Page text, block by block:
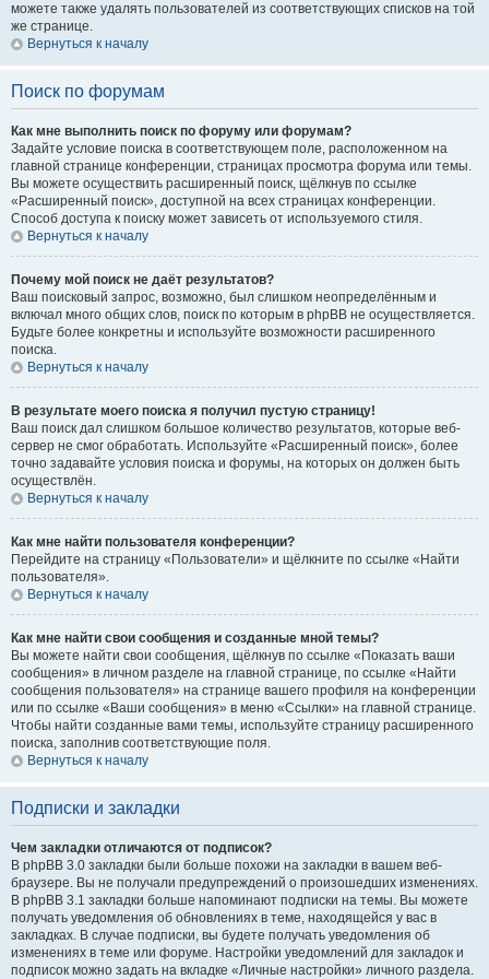
можете также удалять пользователей из соответствующих списков на той
же странице.
Вернуться к началу
Поиск по форумам
Как мне выполнить поиск по форуму или форумам?
Задайте условие поиска в соответствующем поле, расположенном на
главной странице конференции, страницах просмотра форума или темы.
Вы можете осуществить расширенный поиск, щёлкнув по ссылке
«Расширенный поиск», доступной на всех страницах конференции.
Способ доступа к поиску может зависеть от используемого стиля.
Вернуться к началу
Почему мой поиск не даёт результатов?
Ваш поисковый запрос, возможно, был слишком неопределённым и
включал много общих слов, поиск по которым в phpBB не осуществляется.
Будьте более конкретны и используйте возможности расширенного
поиска.
Вернуться к началу
В результате моего поиска я получил пустую страницу!
Ваш поиск дал слишком большое количество результатов, которые веб-
сервер не смог обработать. Используйте «Расширенный поиск», более
точно задавайте условия поиска и форумы, на которых он должен быть
осуществлён.
Вернуться к началу
Как мне найти пользователя конференции?
Перейдите на страницу «Пользователи» и щёлкните по ссылке «Найти
пользователя».
Вернуться к началу
Как мне найти свои сообщения и созданные мной темы?
Вы можете найти свои сообщения, щёлкнув по ссылке «Показать ваши
сообщения» в личном разделе на главной странице, по ссылке «Найти
сообщения пользователя» на странице вашего профиля на конференции
или по ссылке «Ваши сообщения» в меню «Ссылки» на главной странице.
Чтобы найти созданные вами темы, используйте страницу расширенного
поиска, заполнив соответствующие поля.
Вернуться к началу
Подписки и закладки
Чем закладки отличаются от подписок?
В phpBB 3.0 закладки были больше похожи на закладки в вашем веб-
браузере. Вы не получали предупреждений о произошедших изменениях.
В phpBB 3.1 закладки больше напоминают подписки на темы. Вы можете
получать уведомления об обновлениях в теме, находящейся у вас в
закладках. В случае подписки, вы будете получать уведомления об
изменениях в теме или форуме. Настройки уведомлений для закладок и
подписок можно задать на вкладке «Личные настройки» личного раздела.